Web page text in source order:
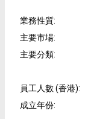
業務性質:
主要市場:
主要分類:
員工人數 (香港):
成立年份: